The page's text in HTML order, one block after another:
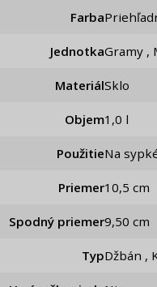
Farba
Jednotka Gramy
Materiál Sklo
Objem 1,0 l
Použitie Na
Priemer 10,5 cm
Spodný priemer 9,50 cm
Typ Džbán ,